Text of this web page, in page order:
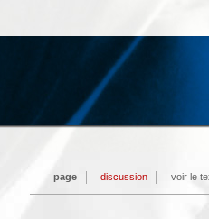
page discussion voir le